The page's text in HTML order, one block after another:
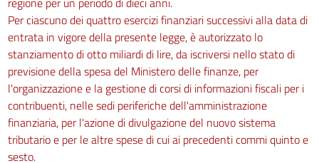
Per ciascuno dei quattro esercizi finanziari successivi alla data di
entrata in vigore della presente legge, è autorizzato lo
stanziamento di otto miliardi di lire, da iscriversi nello stato di
previsione della spesa del Ministero delle finanze, per
l'organizzazione e la gestione di corsi di informazioni fiscali per i
contribuenti, nelle sedi periferiche dell'amministrazione
finanziaria, per l'azione di divulgazione del nuovo sistema
tributario e per le altre spese di cui ai precedenti commi quinto e
sesto.